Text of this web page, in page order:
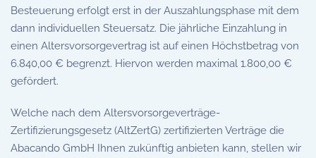
Besteuerung erfolgt erst in der Auszahlungsphase mit dem
dann individuellen Steuersatz. Die jährliche Einzahlung in
einen Altersvorsorgevertrag ist auf einen Höchstbetrag von
6.840,00 € begrenzt. Hiervon werden maximal 1.800,00 €
gefördert.
Welche nach dem Altersvorsorgeverträge-
Zertifizierungsgesetz (AltZertG) zertifizierten Verträge die
Abacando GmbH Ihnen zukünftig anbieten kann, stellen wir